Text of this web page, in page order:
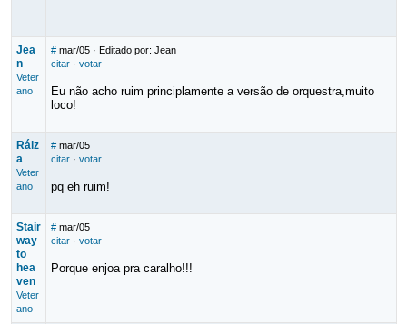
Jea
n
Veter
ano
# mar/05· Editado por: Jean
citar· votar
Eu não acho ruim principlamente a versão de orquestra,muito
loco!
Ráiz
a
Veter
ano
# mar/05
citar· votar
pq eh ruim!
Stair
way
to
hea
ven
Veter
ano
# mar/05
citar· votar
Porque enjoa pra caralho!!!